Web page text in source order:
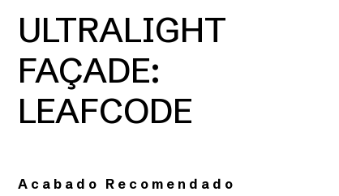
ULTRALIGHT
FAÇADE:
LEAFCODE
Acabado Recomendado